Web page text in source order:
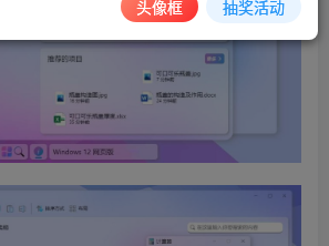
头像框 抽奖活动